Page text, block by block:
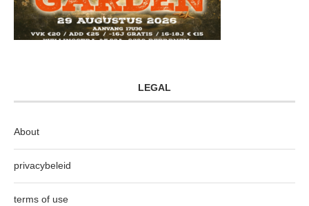
LEGAL
About
privacybeleid
terms of use